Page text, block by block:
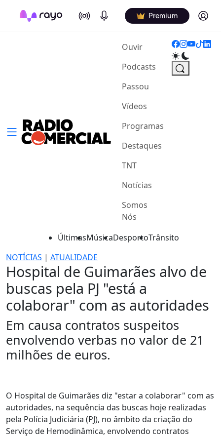
On Air Podcasts Premium Log in
Ouvir(current)
Podcasts
Passou
Vídeos
Programas
Destaques
TNT
Notícias
Somos
Nós
ÚltimasMúsicaDesportoTrânsito
NOTÍCIAS | ATUALIDADE
Hospital de Guimarães alvo de
buscas pela PJ "está a
colaborar" com as autoridades
Em causa contratos suspeitos
envolvendo verbas no valor de 21
milhões de euros.
O Hospital de Guimarães diz "estar a colaborar" com as
autoridades, na sequência das buscas hoje realizadas
pela Polícia Judiciária (PJ), no âmbito da criação do
Serviço de Hemodinâmica, envolvendo contratos